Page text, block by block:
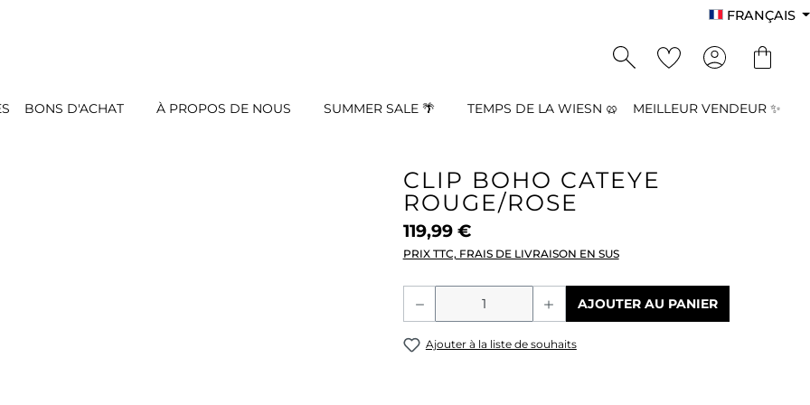
FRANÇAIS
BONS D'ACHAT À PROPOS DE NOUS SUMMER SALE 🌴 TEMPS DE LA WIESN 🥨 MEILLEUR VENDEUR ✨
CLIP BOHO CATEYE
ROUGE/ROSE
119,99 €
PRIX TTC, FRAIS DE LIVRAISON EN SUS
Quantité de produit : Entrez la
AJOUTER AU PANIER
Ajouter à la liste de souhaits